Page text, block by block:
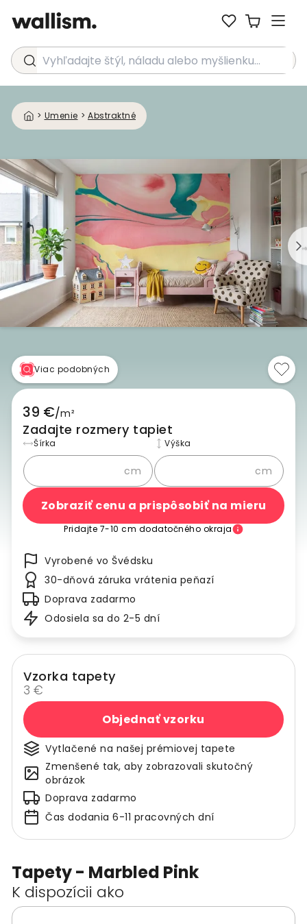
Vyhľadajte štýl, náladu alebo myšlienku...
> Umenie > Abstraktné
Tapety - Marbled Pink
K dispozícii ako
Viac podobných
39 €/m²
Zadajte rozmery tapiet
Šírka
cm
Výška
cm
Zobraziť cenu a prispôsobiť na mieru
Pridajte 7-10 cm dodatočného okraja
Vyrobené vo Švédsku
30-dňová záruka vrátenia peňazí
Doprava zadarmo
Odosiela sa do 2-5 dní
Vzorka tapety
3 €
Objednať vzorku
Vytlačené na našej prémiovej tapete
Zmenšené tak, aby zobrazovali skutočný
obrázok
Doprava zadarmo
Čas dodania 6-11 pracovných dní